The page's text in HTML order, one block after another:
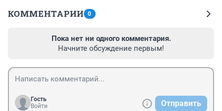
КОММЕНТАРИИ 0
Пока нет ни одного комментария.
Начните обсуждение первым!
Гость
Войти
Отправить